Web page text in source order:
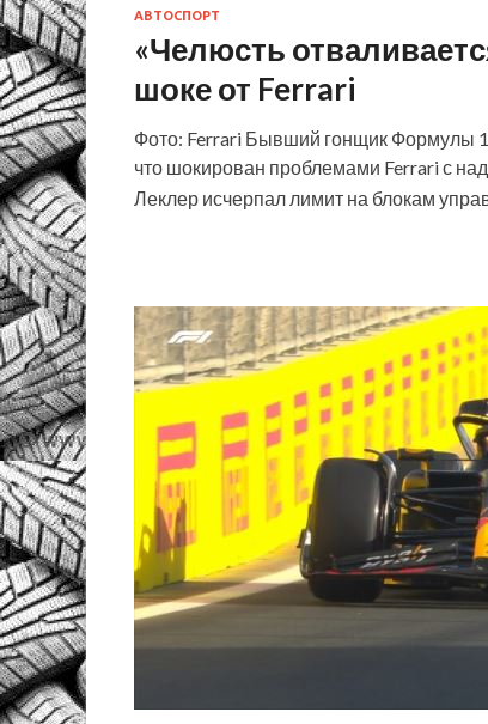
АВТОСПОРТ
«Челюсть
шоке от Ferrari
Фото: Ferrari Бывший гонщик Формулы
что шокирован проблемами Ferrari с
Леклер исчерпал лимит на блокам